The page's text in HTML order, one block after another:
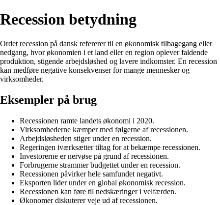
Recession betydning
Ordet recession på dansk refererer til en økonomisk tilbagegang eller
nedgang, hvor økonomien i et land eller en region oplever faldende
produktion, stigende arbejdsløshed og lavere indkomster. En recession
kan medføre negative konsekvenser for mange mennesker og
virksomheder.
Eksempler på brug
Recessionen ramte landets økonomi i 2020.
Virksomhederne kæmper med følgerne af recessionen.
Arbejdsløsheden stiger under en recession.
Regeringen iværksætter tiltag for at bekæmpe recessionen.
Investorerne er nervøse på grund af recessionen.
Forbrugerne strammer budgettet under en recession.
Recessionen påvirker hele samfundet negativt.
Eksporten lider under en global økonomisk recession.
Recessionen kan føre til nedskæringer i velfærden.
Økonomer diskuterer veje ud af recessionen.